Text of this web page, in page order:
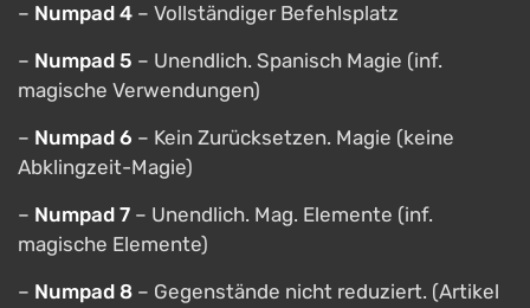
– Numpad 4 – Vollständiger Befehlsplatz
– Numpad 5 – Unendlich. Spanisch Magie (inf.
magische Verwendungen)
– Numpad 6 – Kein Zurücksetzen. Magie (keine
Abklingzeit-Magie)
– Numpad 7 – Unendlich. Mag. Elemente (inf.
magische Elemente)
– Numpad 8 – Gegenstände nicht reduziert. (Artikel